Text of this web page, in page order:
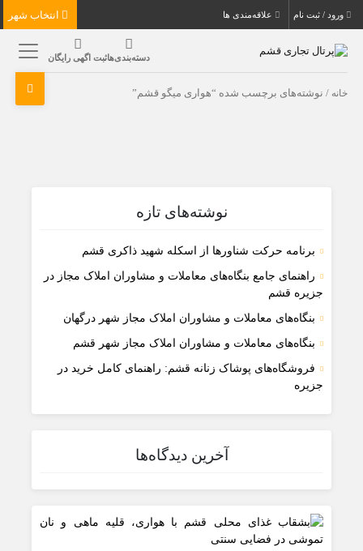
ورود / ثبت نام علاقه‌مندی ها
دسته‌بندی‌هاثبت اگهی رایگان
خانه / نوشته‌های برچسب شده “هواری میگو قشم”
نوشته‌های تازه
برنامه حرکت شناورها از اسکله شهید ذاکری قشم
راهنمای جامع بنگاه‌های معاملات و مشاوران املاک مجاز در
جزیره قشم
بنگاه‌های معاملات و مشاوران املاک مجاز شهر درگهان
بنگاه‌های معاملات و مشاوران املاک مجاز شهر قشم
فروشگاه‌های پوشاک زنانه قشم: راهنمای کامل خرید در
جزیره
آخرین دیدگاه‌ها